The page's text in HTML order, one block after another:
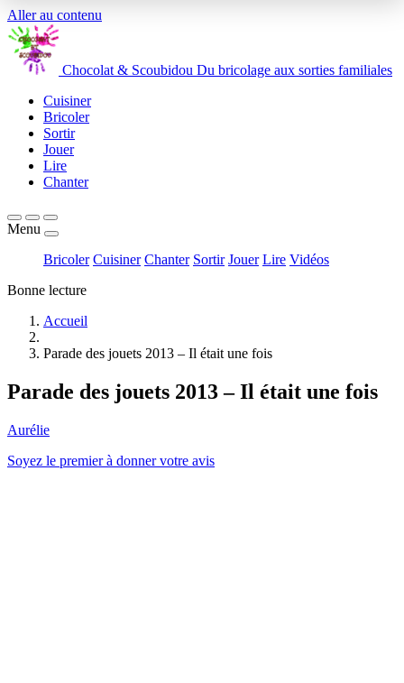
Aller au contenu
Chocolat & Scoubidou Du bricolage aux sorties familiales
Cuisiner
Bricoler
Sortir
Jouer
Lire
Chanter
Menu
Bricoler Cuisiner Chanter Sortir Jouer Lire Vidéos
Bonne lecture
Accueil
Parade des jouets 2013 – Il était une fois
Parade des jouets 2013 – Il était une fois
Aurélie
Soyez le premier à donner votre avis